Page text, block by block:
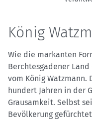
König
Wie die markanten
Berchtesgadener
vom König Watzmann.
hundert Jahren in der
Grausamkeit. Selbst
Bevölkerung